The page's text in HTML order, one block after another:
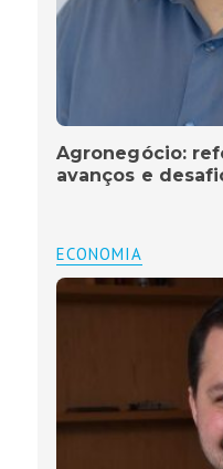
Agronegócio:
avanços e
ECONOMIA